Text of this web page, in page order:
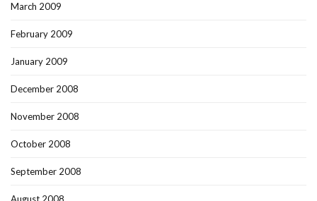
March 2009
February 2009
January 2009
December 2008
November 2008
October 2008
September 2008